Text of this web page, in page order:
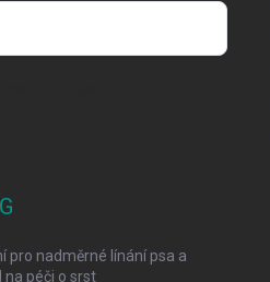
pro nadměrné línání psa a
na péči o srst